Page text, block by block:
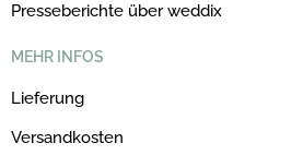
Presseberichte über weddix
MEHR INFOS
Lieferung
Versandkosten